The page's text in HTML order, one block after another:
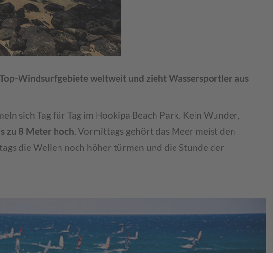
Windsurfgebiete weltweit und zieht Wassersportler aus
sich Tag für Tag im Hookipa Beach Park. Kein Wunder,
zu 8 Meter hoch. Vormittags gehört das Meer meist den
die Wellen noch höher türmen und die Stunde der